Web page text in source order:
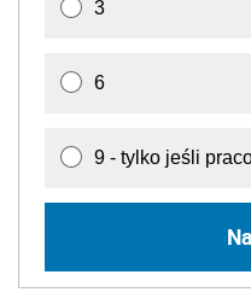
3
6
9 - tylko jeśli